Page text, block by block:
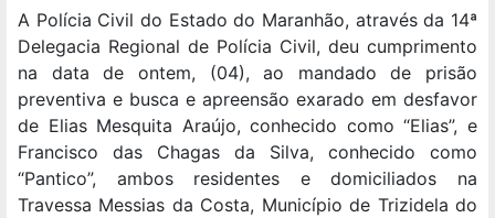
A Polícia Civil do Estado do Maranhão, através da 14ª
Delegacia Regional de Polícia Civil, deu cumprimento
na data de ontem, (04), ao mandado de prisão
preventiva e busca e apreensão exarado em desfavor
de Elias Mesquita Araújo, conhecido como “Elias”, e
Francisco das Chagas da Silva, conhecido como
“Pantico”, ambos residentes e domiciliados na
Travessa Messias da Costa, Município de Trizidela do